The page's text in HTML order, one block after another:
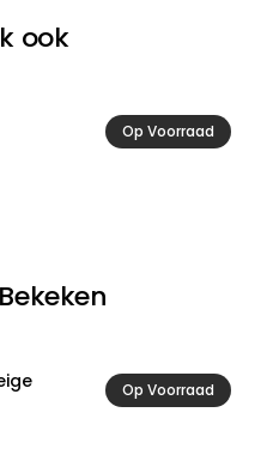
ook
Op Voorraad
Op Voorraad